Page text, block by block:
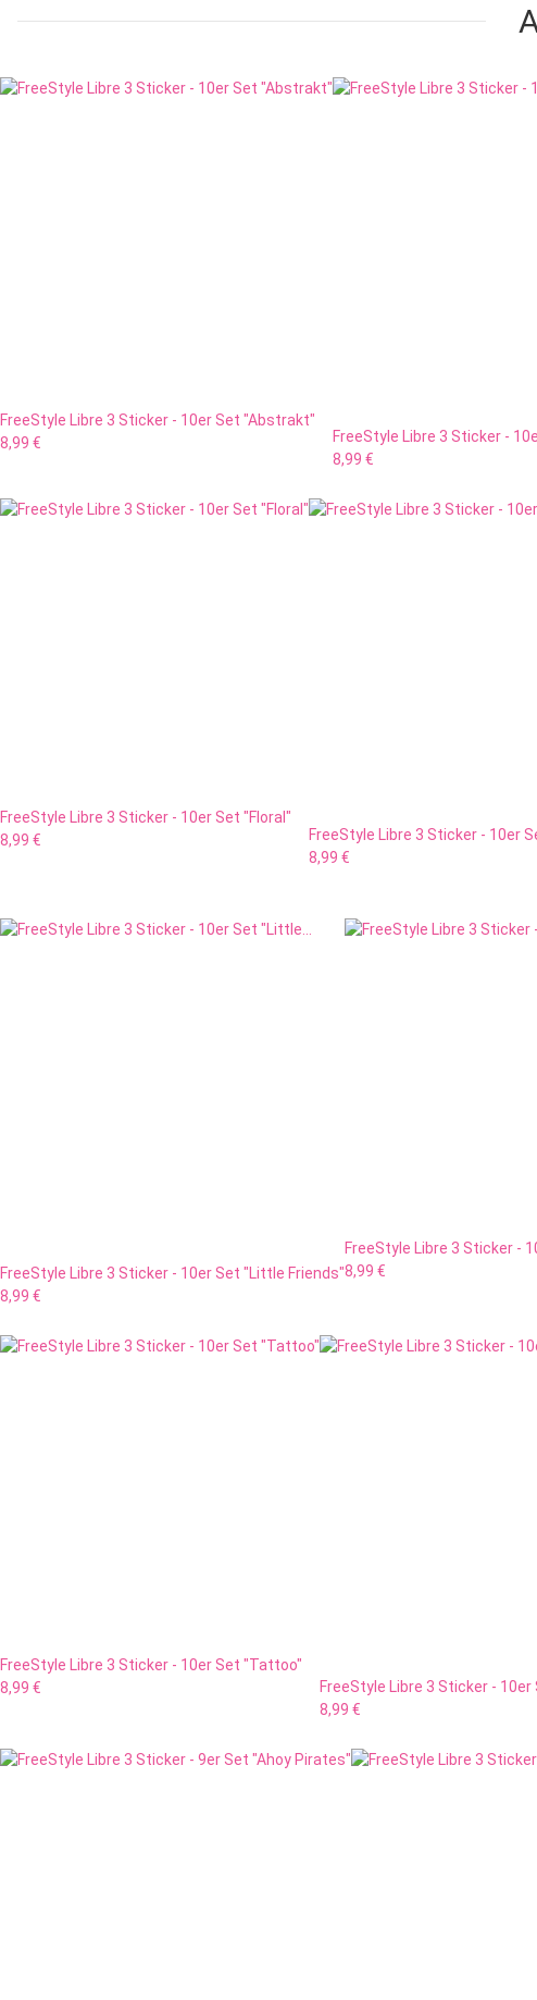
FreeStyle Libre 3 Sticker - 10er Set "Abstrakt"
8,99 €
FreeStyle Libre 3 Sticker -
8,99 €
FreeStyle Libre 3 Sticker - 10er Set "Floral"
8,99 €
FreeStyle Libre 3 Sticker - 10er
8,99 €
FreeStyle Libre 3 Sticker - 10er Set "Little Friends"
8,99 €
FreeStyle Libre 3 Sticker -
8,99 €
FreeStyle Libre 3 Sticker - 10er Set "Tattoo"
8,99 €
FreeStyle Libre 3 Sticker -
8,99 €